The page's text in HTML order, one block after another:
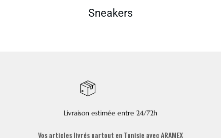
Sneakers
Livraison estimée entre 24/72h
Vos articles livrés partout en Tunisie avec ARAMEX